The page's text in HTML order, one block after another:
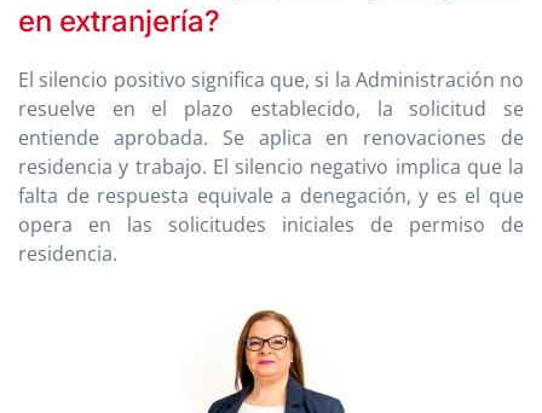
en extranjería?
El silencio positivo significa que, si la Administración no
resuelve en el plazo establecido, la solicitud se
entiende aprobada. Se aplica en renovaciones de
residencia y trabajo. El silencio negativo implica que la
falta de respuesta equivale a denegación, y es el que
opera en las solicitudes iniciales de permiso de
residencia.